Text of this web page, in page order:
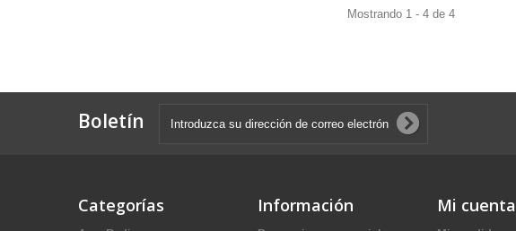
Mostrando 1 - 4 de 4
Boletín
Categorías Información Mi cuenta